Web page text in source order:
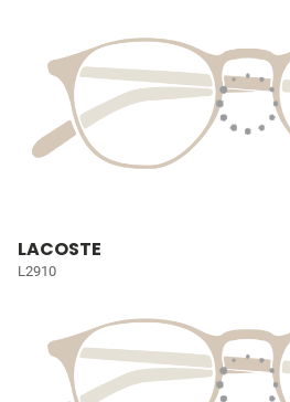
LACOSTE
L2910